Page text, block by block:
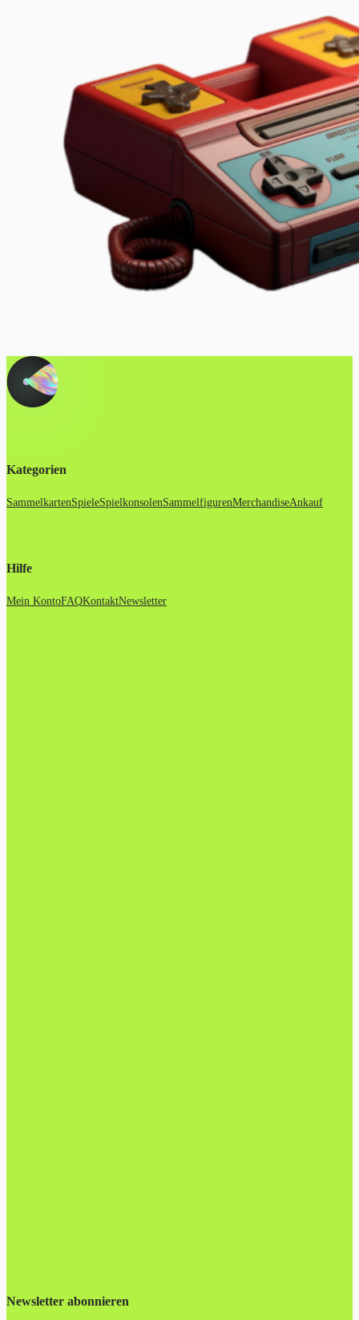
Kategorien
SammelkartenSpieleSpielkonsolenSammelfigurenMerchandiseAnkauf
Hilfe
Mein KontoFAQKontaktNewsletter
Newsletter abonnieren